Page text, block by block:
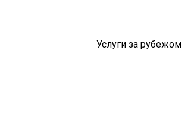
Услуги за рубежом